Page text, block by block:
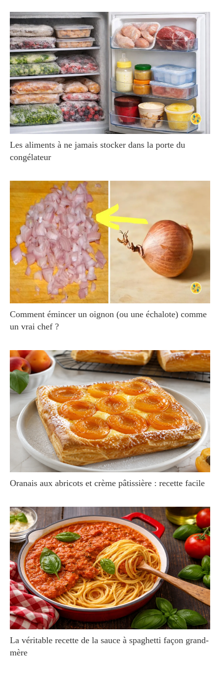
Les aliments à ne jamais stocker dans la porte du
congélateur
Comment émincer un oignon (ou une échalote) comme
un vrai chef ?
Oranais aux abricots et crème pâtissière : recette facile
La véritable recette de la sauce à spaghetti façon grand-
mère